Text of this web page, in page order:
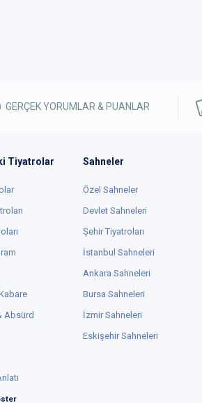
GERÇEK YORUMLAR & PUANLAR
Tiyatrolar
Absürd
Sahneler
Özel Sahneler
Devlet Sahneleri
Şehir Tiyatroları
İstanbul Sahneleri
Ankara Sahneleri
Bursa Sahneleri
İzmir Sahneleri
Eskişehir Sahneleri